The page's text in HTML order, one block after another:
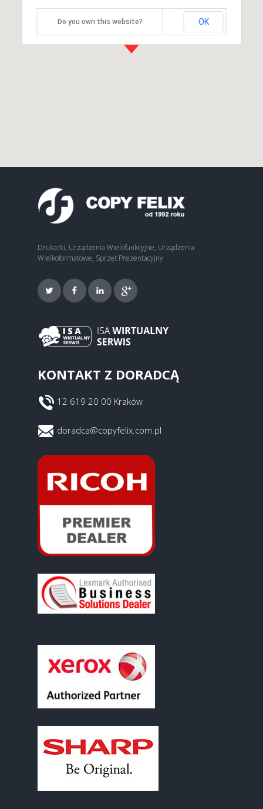
Do you own this website? OK
Drukarki, Urządzenia Wielofunkcyjne, Urządzenia
Wielkoformatowe, Sprzęt Prezentacyjny
KONTAKT Z DORADCĄ
12 619 20 00 Kraków
doradca@copyfelix.com.pl